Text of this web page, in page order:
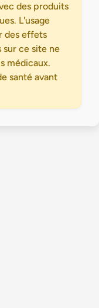
des produits
L'usage
des effets
sur ce site ne
médicaux.
santé avant